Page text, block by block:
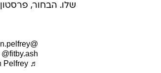
שלו. הבחור,
@preston.pelfrey
♬ original sound - Preston Pelfrey